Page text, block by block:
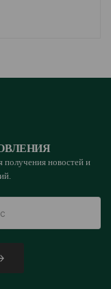
получения новостей и